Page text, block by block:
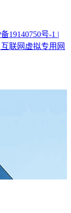
19140750号-1 |
联网虚拟专用网